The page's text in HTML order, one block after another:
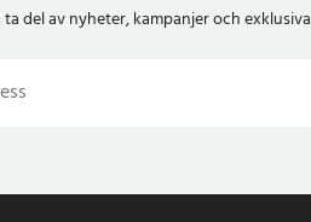
del av nyheter, kampanjer och